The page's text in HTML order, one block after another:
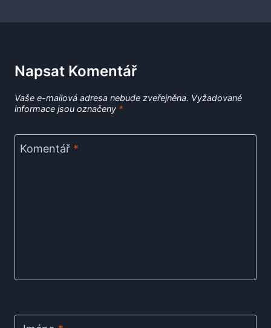
Napsat Komentář
Vaše e-mailová adresa nebude zveřejněna. Vyžadované
informace jsou označeny *
Komentář *